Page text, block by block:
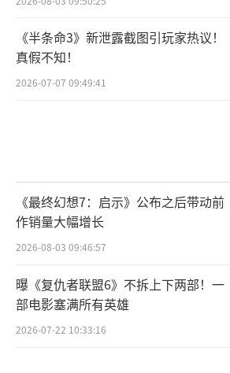
《半条命3》新泄露截图引玩家热议！
真假不知！
2026-07-07 09:49:41
《最终幻想7：启示》公布之后带动前
作销量大幅增长
2026-08-03 09:46:57
曝《复仇者联盟6》不拆上下两部！一
部电影塞满所有英雄
2026-07-22 10:33:16